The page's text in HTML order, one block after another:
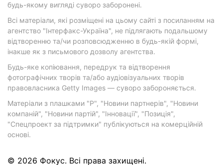
будь-якому вигляді суворо заборонені.
Всі матеріали, які розміщені на цьому сайті з посиланням на
агентство "Інтерфакс-Україна", не підлягають подальшому
відтворенню та/чи розповсюдженню в будь-якій формі,
інакше як з письмового дозволу агентства.
Будь-яке копіювання, передрук та відтворення
фотографічних творів та/або аудіовізуальних творів
правовласника Getty Images — суворо забороняється.
Матеріали з плашками "Р", "Новини партнерів", "Новини
компаній", "Новини партій", "Інновації", "Позиція",
"Спецпроект за підтримки" публікуються на комерційній
основі.
© 2026 Фокус. Всі права захищені.